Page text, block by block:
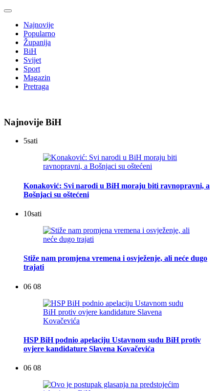
Najnovije
Popularno
Županija
BiH
Svijet
Sport
Magazin
Pretraga
Najnovije BiH
5sati
Konaković: Svi narodi u BiH moraju biti ravnopravni, a
Bošnjaci su oštećeni
10sati
Stiže nam promjena vremena i osvježenje, ali neće dugo
trajati
06 08
HSP BiH podnio apelaciju Ustavnom sudu BiH protiv
ovjere kandidature Slavena Kovačevića
06 08